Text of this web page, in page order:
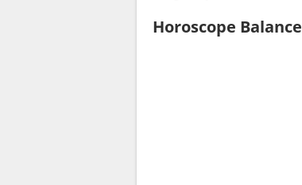
Horoscope Balance